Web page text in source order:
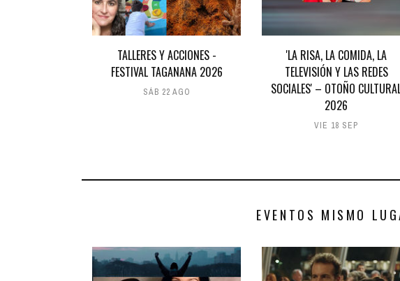
TALLERES Y ACCIONES -
FESTIVAL TAGANANA 2026
SÁB 22 AGO
'LA RISA, LA COMIDA, LA
TELEVISIÓN Y LAS REDES
SOCIALES' – OTOÑO
2026
VIE 18 SEP
EVENTOS MISMO